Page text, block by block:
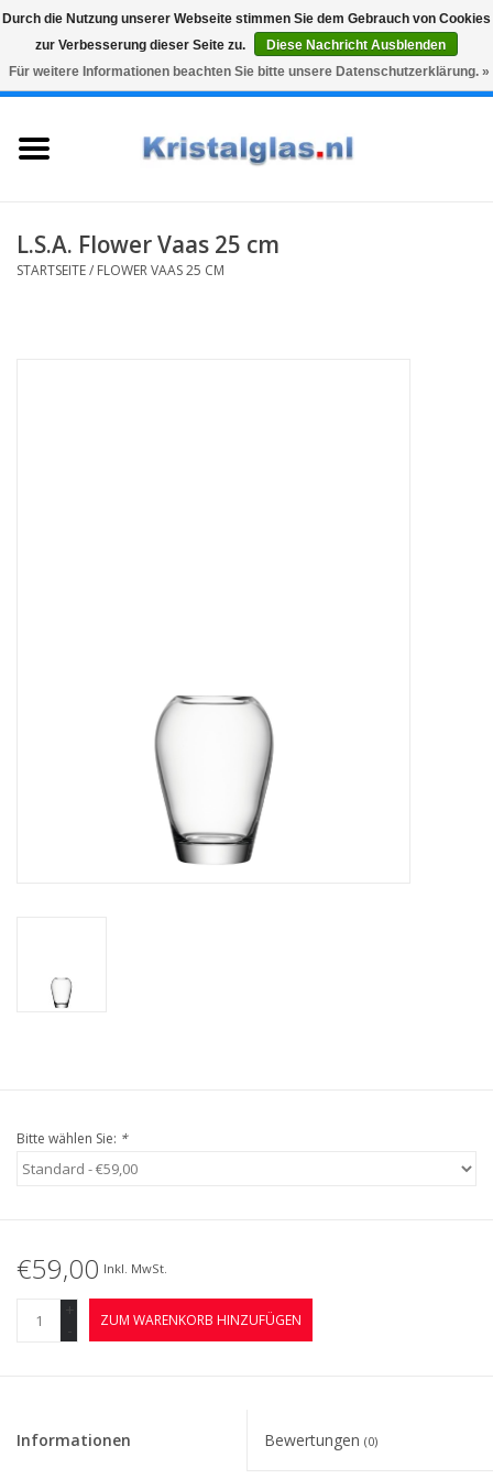
Snelle levering
Graveren
0 Artikel - €0,00
Karaffen
L.S.A. Flower Vaas 25 cm
STARTSEITE/ FLOWER VAAS 25 CM
Bitte wählen Sie: *
€59,00 Inkl. MwSt.
+
-
ZUM WARENKORB HINZUFÜGEN
Informationen Bewertungen (0)
Durch die Nutzung unserer Webseite stimmen Sie dem Gebrauch von Cookies
zur Verbesserung dieser Seite zu.
Diese Nachricht Ausblenden
Für weitere Informationen beachten Sie bitte unsere Datenschutzerklärung. »